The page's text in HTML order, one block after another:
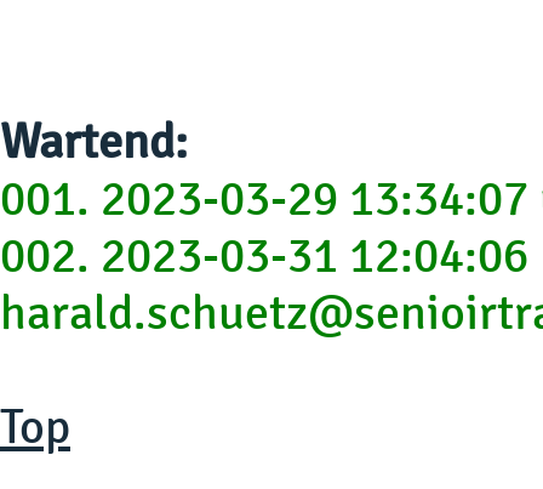
Wartend:
001. 2023-03-29
002. 2023-03-31 12:04:06
Top